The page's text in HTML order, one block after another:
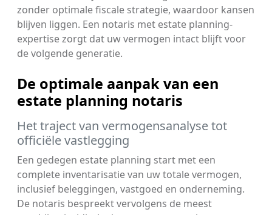
zonder optimale fiscale strategie, waardoor kansen
blijven liggen. Een notaris met estate planning-
expertise zorgt dat uw vermogen intact blijft voor
de volgende generatie.
De optimale aanpak van een
estate planning notaris
Het traject van vermogensanalyse tot
officiële vastlegging
Een gedegen estate planning start met een
complete inventarisatie van uw totale vermogen,
inclusief beleggingen, vastgoed en onderneming.
De notaris bespreekt vervolgens de meest